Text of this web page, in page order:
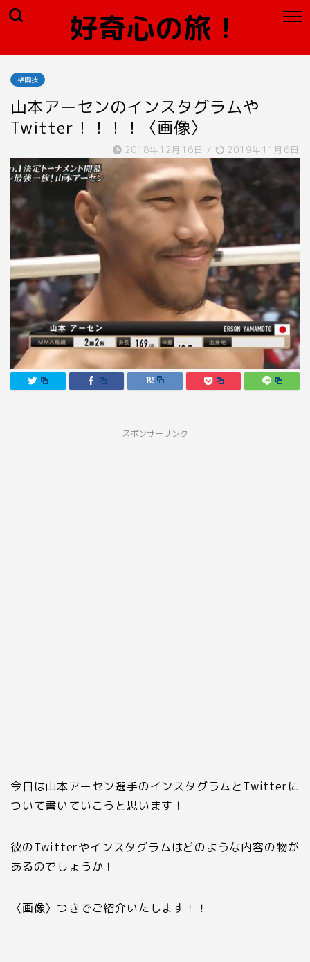
好奇心の旅！
格闘技
山本アーセンのインスタグラムや
Twitter！！！！〈画像〉
2018年12月16日 / 2019年11月6日
スポンサーリンク
今日は山本アーセン選手のインスタグラムとTwitterに
ついて書いていこうと思います！
彼のTwitterやインスタグラムはどのような内容の物が
あるのでしょうか！
〈画像〉つきでご紹介いたします！！